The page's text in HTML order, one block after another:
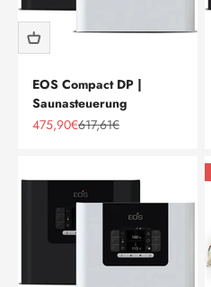
EOS Compact DP |
Saunasteuerung
Angebot
475,90€Regulärer Preis
617,61€